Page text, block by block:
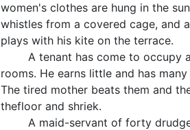
women's clothes are hung in the
whistles from a covered cage, and
plays with his kite on the terrace.
A tenant has come to occupy
rooms. He earns little and has
The tired mother beats them and
thefloor and shriek.
A maid-servant of forty